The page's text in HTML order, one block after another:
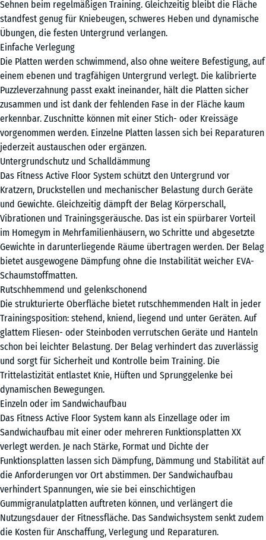
Sehnen beim regelmäßigen Training. Gleichzeitig bleibt die Fläche
standfest genug für Kniebeugen, schweres Heben und dynamische
Übungen, die festen Untergrund verlangen.
Einfache Verlegung
Die Platten werden schwimmend, also ohne weitere Befestigung, auf
einem ebenen und tragfähigen Untergrund verlegt. Die kalibrierte
Puzzleverzahnung passt exakt ineinander, hält die Platten sicher
zusammen und ist dank der fehlenden Fase in der Fläche kaum
erkennbar. Zuschnitte können mit einer Stich- oder Kreissäge
vorgenommen werden. Einzelne Platten lassen sich bei Reparaturen
jederzeit austauschen oder ergänzen.
Untergrundschutz und Schalldämmung
Das Fitness Active Floor System schützt den Untergrund vor
Kratzern, Druckstellen und mechanischer Belastung durch Geräte
und Gewichte. Gleichzeitig dämpft der Belag Körperschall,
Vibrationen und Trainingsgeräusche. Das ist ein spürbarer Vorteil
im Homegym in Mehrfamilienhäusern, wo Schritte und abgesetzte
Gewichte in darunterliegende Räume übertragen werden. Der Belag
bietet ausgewogene Dämpfung ohne die Instabilität weicher EVA-
Schaumstoffmatten.
Rutschhemmend und gelenkschonend
Die strukturierte Oberfläche bietet rutschhemmenden Halt in jeder
Trainingsposition: stehend, kniend, liegend und unter Geräten. Auf
glattem Fliesen- oder Steinboden verrutschen Geräte und Hanteln
schon bei leichter Belastung. Der Belag verhindert das zuverlässig
und sorgt für Sicherheit und Kontrolle beim Training. Die
Trittelastizität entlastet Knie, Hüften und Sprunggelenke bei
dynamischen Bewegungen.
Einzeln oder im Sandwichaufbau
Das Fitness Active Floor System kann als Einzellage oder im
Sandwichaufbau mit einer oder mehreren Funktionsplatten XX
verlegt werden. Je nach Stärke, Format und Dichte der
Funktionsplatten lassen sich Dämpfung, Dämmung und Stabilität auf
die Anforderungen vor Ort abstimmen. Der Sandwichaufbau
verhindert Spannungen, wie sie bei einschichtigen
Gummigranulatplatten auftreten können, und verlängert die
Nutzungsdauer der Fitnessfläche. Das Sandwichsystem senkt zudem
die Kosten für Anschaffung, Verlegung und Reparaturen.
Lavendel
Rattan
Lounge
Terra
Cotta
Travertin
1,8
cm
44,6
x
44,6
×
2,8
cm
+ € 2,50
97,1
x
1,8
cm
+ € 51,80
97,1
x
97,1
x
2,8
cm
+ € 62,40